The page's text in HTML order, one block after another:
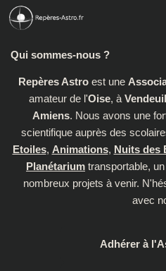
Skip to content
Qui sommes-nous ?
Repères Astroest une
amateur de l'Oise, à
Amiens. Nous avons une
scientifique auprès des
Etoiles, Animations, Nuits des
Planétarium transportable, un
nombreux projets à venir.
avec
Adhérer à